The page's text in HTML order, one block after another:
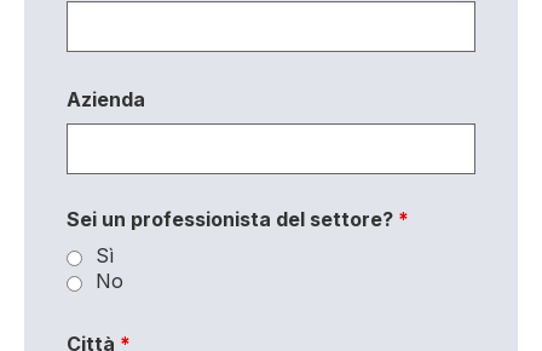
Azienda
Sei un professionista del settore? *
Sì
No
Città *